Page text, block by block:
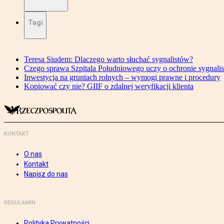
Tagi
Teresa Siudem: Dlaczego warto słuchać sygnalistów?
Czego sprawa Szpitala Południowego uczy o ochronie
Inwestycja na gruntach rolnych – wymogi prawne i procedury
Kopiować czy nie? GIIF o zdalnej weryfikacji klienta
KONTAKT
O nas
Kontakt
Napisz do nas
REGULAMIN